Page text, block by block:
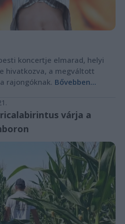
koncertje elmarad, helyi
hivatkozva, a megváltott
rajongóknak. Bővebben...
várja a